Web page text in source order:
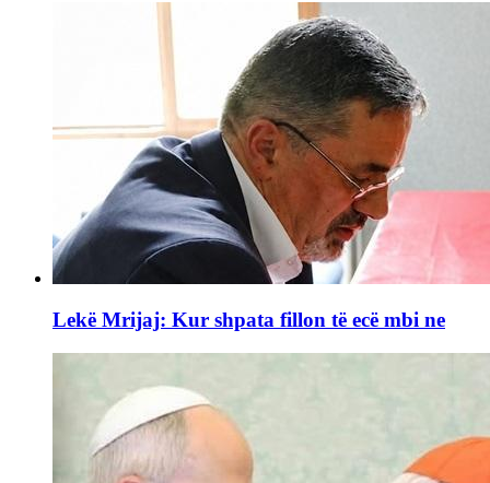
Lekë Mrijaj: Kur shpata fillon të ecë mbi ne